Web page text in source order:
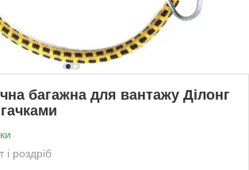
багажна для вантажу Ділонг
і роздріб